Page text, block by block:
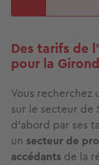
Des tarifs de
pour la
Vous recherchez
sur le secteur de
d’abord par ses
un secteur de
accédants de la